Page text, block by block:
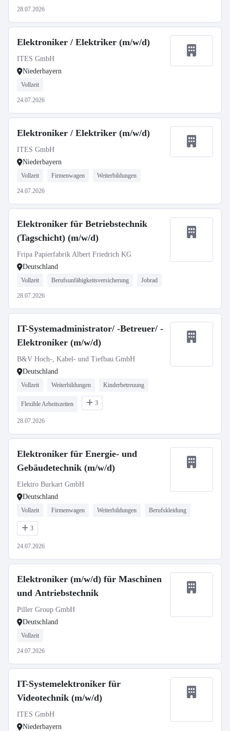
28.07.2026
Elektroniker / Elektriker (m/w/d)
ITES GmbH
Niederbayern
Vollzeit
24.07.2026
Elektroniker / Elektriker (m/w/d)
ITES GmbH
Niederbayern
Vollzeit Firmenwagen Weiterbildungen
24.07.2026
Elektroniker für Betriebstechnik
(Tagschicht) (m/w/d)
Fripa Papierfabrik Albert Friedrich KG
Deutschland
Vollzeit Berufsunfähigkeitsversicherung Jobrad
28.07.2026
IT-Systemadministrator/ -Betreuer/ -
Elektroniker (m/w/d)
B&V Hoch-, Kabel- und Tiefbau GmbH
Deutschland
Vollzeit Weiterbildungen Kinderbetreuung
Flexible Arbeitszeiten 3
28.07.2026
Elektroniker für Energie- und
Gebäudetechnik (m/w/d)
Elektro Burkart GmbH
Deutschland
Vollzeit Firmenwagen Weiterbildungen Berufskleidung
3
24.07.2026
Elektroniker (m/w/d) für Maschinen
und Antriebstechnik
Piller Group GmbH
Deutschland
Vollzeit
24.07.2026
IT-Systemelektroniker für
Videotechnik (m/w/d)
ITES GmbH
Niederbayern